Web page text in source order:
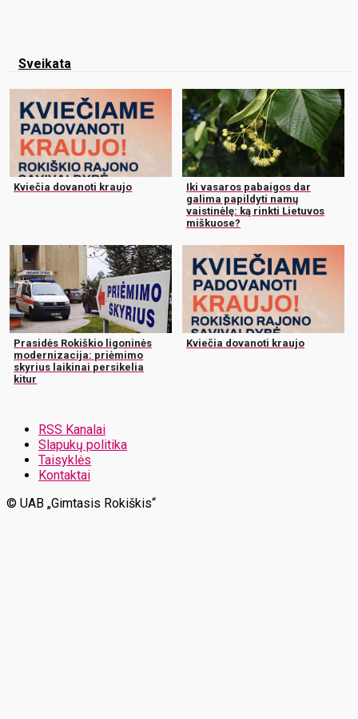
Sveikata
Kviečia dovanoti kraujo
Iki vasaros pabaigos dar
galima papildyti namų
vaistinėlę: ką rinkti Lietuvos
miškuose?
Prasidės Rokiškio ligoninės
modernizacija: priėmimo
skyrius laikinai persikelia
kitur
Kviečia dovanoti kraujo
RSS Kanalai
Slapukų politika
Taisyklės
Kontaktai
© UAB „Gimtasis Rokiškis“